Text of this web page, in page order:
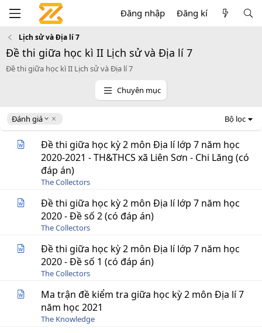
Đăng nhập Đăng kí
Lịch sử và Địa lí 7
Đề thi giữa học kì II Lịch sử và Địa lí 7
Đề thi giữa học kì II Lịch sử và Địa lí 7
Chuyên mục
Đánh giá
D
e
Bộ lọc
Đề thi giữa học kỳ 2 môn Địa lí lớp 7 năm học
2020-2021 - TH&THCS xã Liên Sơn - Chi Lăng (có
đáp án)
The Collectors
Đề thi giữa học kỳ 2 môn Địa lí lớp 7 năm học
2020 - Đề số 2 (có đáp án)
The Collectors
Đề thi giữa học kỳ 2 môn Địa lí lớp 7 năm học
2020 - Đề số 1 (có đáp án)
The Collectors
Ma trận đề kiểm tra giữa học kỳ 2 môn Địa lí 7
năm học 2021
The Knowledge